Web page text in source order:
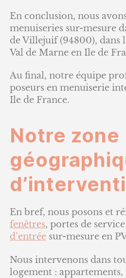
En conclusion, nous
menuiseries sur-mesure
de Villejuif (94800), dans
Val de Marne en Ile de
Au final, notre équipe
poseurs en menuiserie
Ile de France.
Notre zone
En bref, nous posons et
fenêtres, portes de
d’entrée sur-mesure en
Nous intervenons dans
logement : appartements,